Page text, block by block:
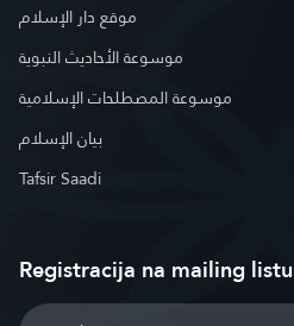
موقع دار الإسلام
موسوعة الأحاديث النبوية
موسوعة المصطلحات الإسلامية
بيان الإسلام
Tafsir Saadi
Registracija na mailing listu